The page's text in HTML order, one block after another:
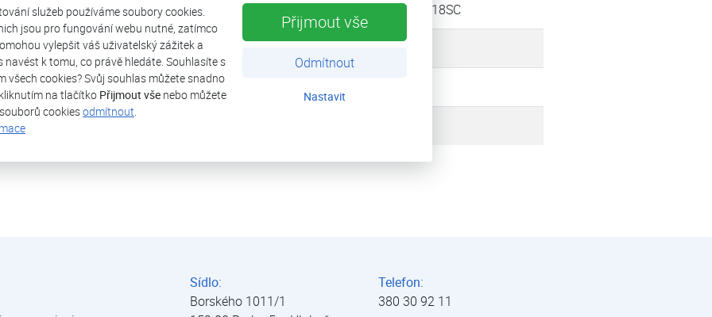
služeb používáme soubory cookies.
jsou pro fungování webu nutné, zatímco
vylepšit váš uživatelský zážitek a
navést k tomu, co právě hledáte. Souhlasíte s
všech cookies? Svůj souhlas můžete snadno
na tlačítko Přijmout vše nebo můžete
cookiesodmítnout
Přijmout vše
Odmítnout
Nastavit
tepelné čerpadlo HP3AW 18SC
výkon (A2/W35)
zdroj tepla
Sídlo:
Borského 1011/1
Telefon:
380 30 92 11